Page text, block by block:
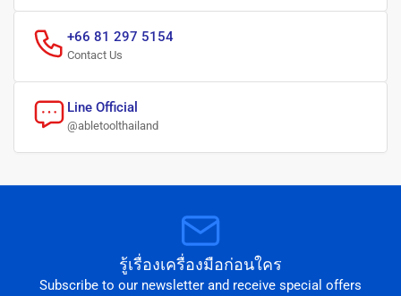
+66 81 297 5154
Contact Us
Line Official
@abletoolthailand
รู้เรื่องเครื่องมือก่อนใคร
Subscribe to our newsletter and receive special offers